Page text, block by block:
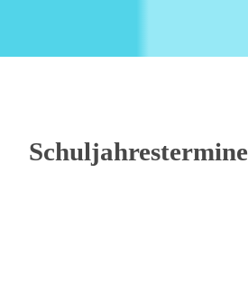
Schuljahrestermine